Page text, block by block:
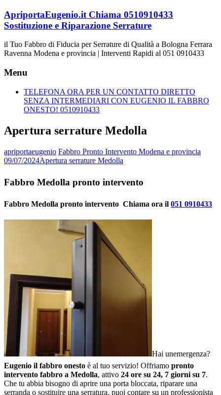
Vai
al
contenuto
ApriportaEugenio.it Chiama 0510910433
Sostituzione e Riparazione Serrature
il Tuo Fabbro di Fiducia per Serrature di Qualità a Bologna Ferrara
Ravenna Modena e provincia | Interventi Rapidi al 051 0910433
Menu
TELEFONA ORA PER UN CONTATTO DIRETTO
SENZA INTERMEDIARI CON EUGENIO IL FABBRO
ONESTO! 0510910433
Apertura serrature Medolla
apriportaeugenio Fabbro Pronto Intervento Modena e provincia
09/07/2024Apertura serrature Medolla
Fabbro Medolla pronto intervento
Fabbro Medolla pronto intervento  Chiama ora il 051 0910433
Hai unemergenza?
Eugenio il fabbro onesto è al tuo servizio! Offriamo pronto
intervento fabbro a Medolla, attivo 24 ore su 24, 7 giorni su 7.
Che tu abbia bisogno di aprire una porta bloccata, riparare una
serranda o sostituire una serratura, puoi contare su un professionista